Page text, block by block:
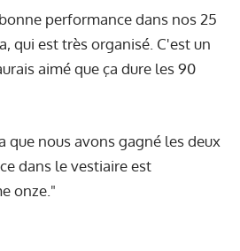
performance dans nos 25
qui est très organisé. C'est un
aimé que ça dure les 90
que nous avons gagné les deux
dans le vestiaire est
onze."